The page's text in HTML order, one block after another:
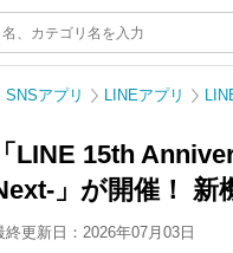
SNSアプリ LINEアプリ
「LINE 15th
」が開催！ 新
終更新日：2026年07月03日